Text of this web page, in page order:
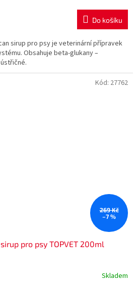
Do košíku
sirup pro psy je veterinární přípravek
Obsahuje beta-glukany –
269 Kč
–7 %
pro psy TOPVET 200ml
Skladem
Kód: 27762